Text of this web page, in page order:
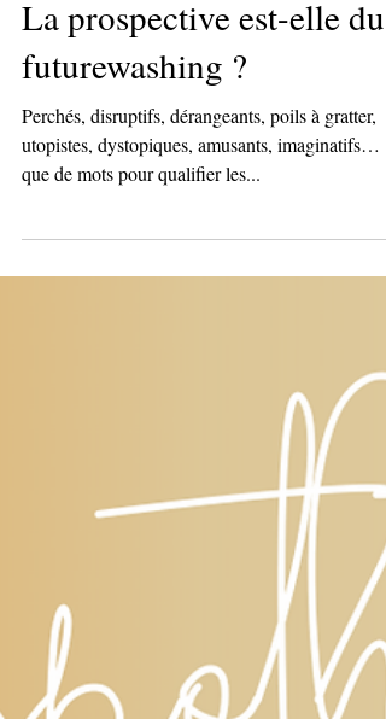
La prospective est-elle du
utopistes, dystopiques, amusants, imaginatifs…